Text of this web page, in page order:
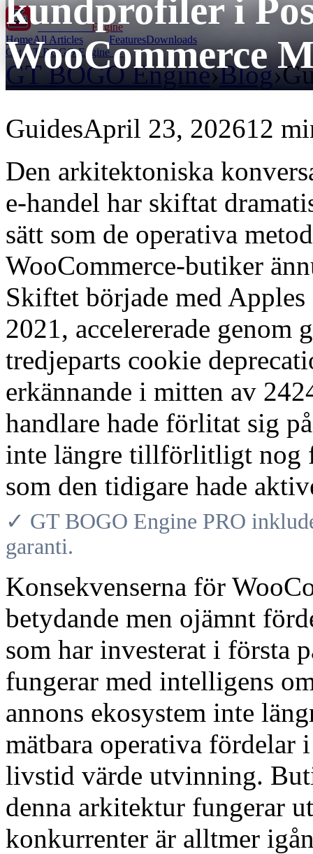
GT BOGOEngine
HomeAll Articles FeaturesDownloads
Get GT BOGO Engine →
GT BOGO Engine›Blog›
kundprofiler i
WooCommerce
GuidesApril 23, 202612
Den arkitektoniska
e-handel har skiftat
sätt som de operativa
WooCommerce-butiker
Skiftet började med
2021, accelererade genom
tredjeparts cookie
erkännande i mitten av
handlare hade förlitat sig
inte längre tillförlitligt nog
som den tidigare hade
✓ GT BOGO Engine PRO
garanti.
Konsekvenserna för
betydande men ojämnt
som har investerat i första
fungerar med intelligens
annons ekosystem inte
mätbara operativa fördelar
livstid värde utvinning.
denna arkitektur fungerar
konkurrenter är alltmer